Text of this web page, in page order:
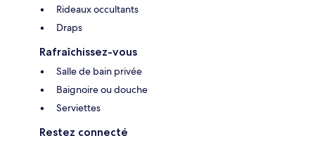
Rideaux occultants
Draps
Rafraîchissez-vous
Salle de bain privée
Baignoire ou douche
Serviettes
Restez connecté